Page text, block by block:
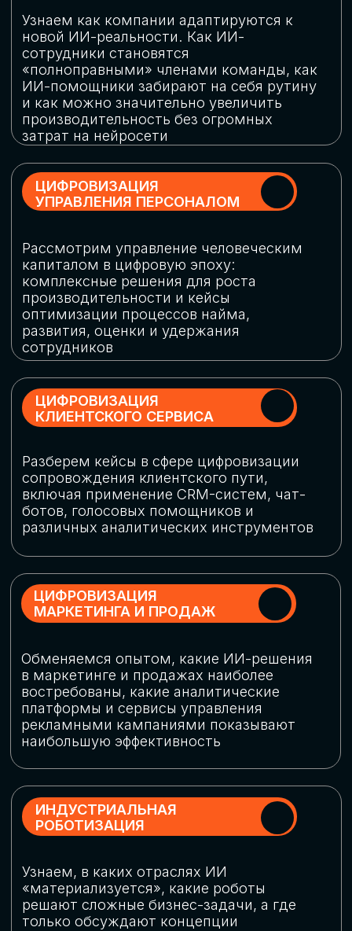
огромную статью затрат
ОБЛАЧНЫЕ ТЕХНОЛОГИИ
Подискутируем, какие облачные решения
существуют на рынке и почему
использование мультиоблачных моделей
не только снижает затраты, но и
«пересборки» бизнес-моделей
СКАЧАТЬ
ПРОГРАММУ
КОНФЕРЕНЦИИ
Оставьте заявку, мы направим вам
программу конференции
СКАЧАТЬ ПРОГРАММУ
СПИКЕРЫ
СТАТЬ СПИКЕРОМ
В конференции участвовали более 120 спикеров